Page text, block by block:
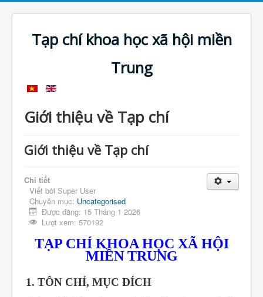
Tạp chí khoa học xã hội miền
Trung
Giới thiệu về Tạp chí
Giới thiệu về Tạp chí
Chi tiết
Viết bởi Super User
Chuyên mục: Uncategorised
Được đăng: 15 Tháng 1 2026
Lượt xem: 570192
TẠP CHÍ KHOA HỌC XÃ HỘI
MIỀN TRUNG
1. TÔN CHỈ, MỤC ĐÍCH